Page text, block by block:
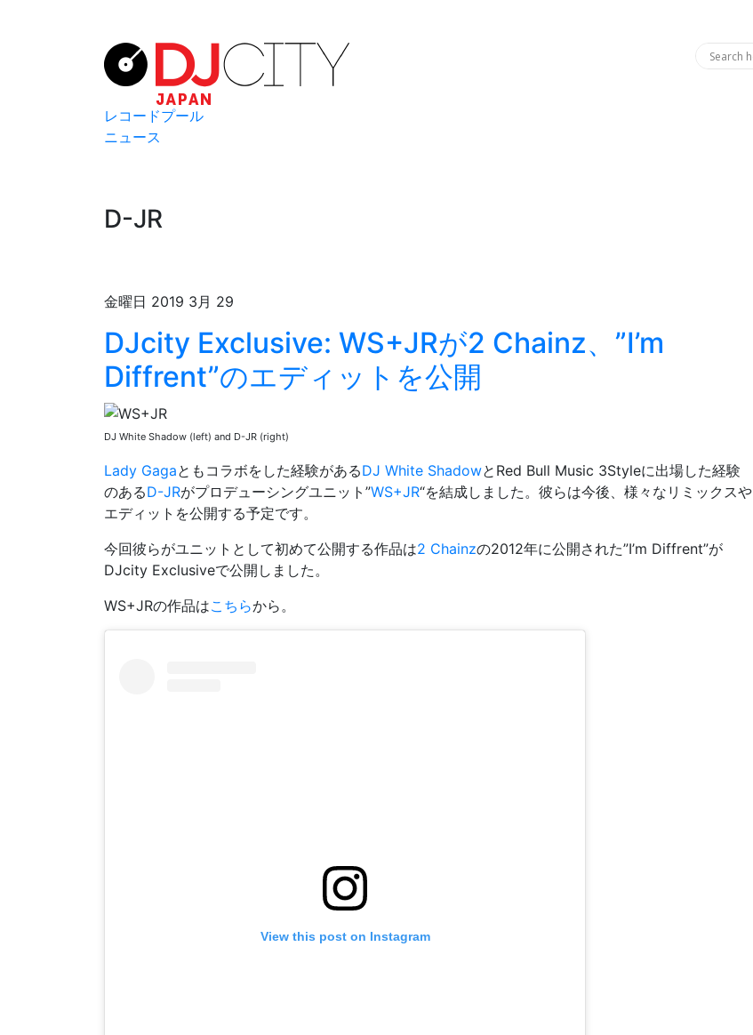
レコードプール
ニュース
D-JR
金曜日 2019 3月 29
DJcity Exclusive: WS+JRが2 Chainz、”I’m
Diffrent”のエディットを公開
DJ White Shadow (left) and D-JR (right)
Lady Gagaともコラボをした経験があるDJ White ShadowとRed Bull Music 3Styleに出場した経験
のあるD-JRがプロデューシングユニット”WS+JR“を結成しました。彼らは今後、様々なリミックスや
エディットを公開する予定です。
今回彼らがユニットとして初めて公開する作品は2 Chainzの2012年に公開された”I’m Diffrent”が
DJcity Exclusiveで公開しました。
WS+JRの作品はこちらから。
View this post on Instagram